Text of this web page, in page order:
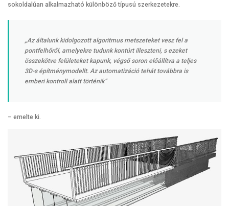
sokoldalúan alkalmazható különböző típusú szerkezetekre.
„Az általunk kidolgozott algoritmus metszeteket vesz fel a
pontfelhőről, amelyekre tudunk kontúrt illeszteni, s ezeket
összekötve felületeket kapunk, végső soron előállítva a teljes
3D-s építménymodellt. Az automatizáció tehát továbbra is
emberi kontroll alatt történik”
– emelte ki.